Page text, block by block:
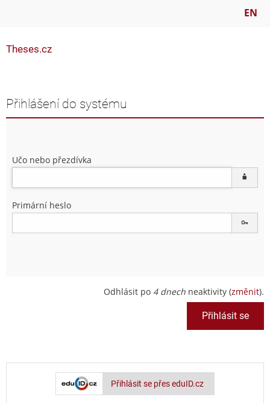
EN
Theses.cz
Přihlášení do systému
Učo nebo přezdívka
Primární heslo
Odhlásit po 4 dnech neaktivity (změnit).
Přihlásit se přes eduID.cz